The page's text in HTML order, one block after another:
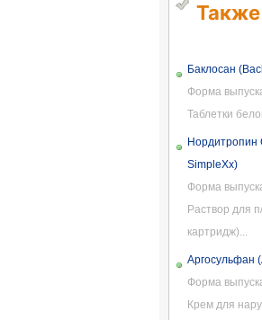
Также
Баклосан
Форма
Таблетки
Нордитропин
SimpleXx)
Форма
Раствор для
картридж)...
Аргосульфан
Форма
Крем для